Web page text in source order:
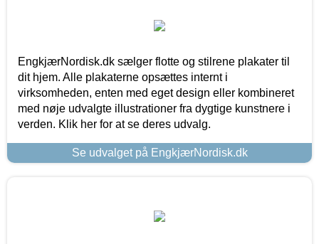
EngkjærNordisk.dk sælger flotte og stilrene plakater til
dit hjem. Alle plakaterne opsættes internt i
virksomheden, enten med eget design eller kombineret
med nøje udvalgte illustrationer fra dygtige kunstnere i
verden. Klik her for at se deres udvalg.
Se udvalget på EngkjærNordisk.dk